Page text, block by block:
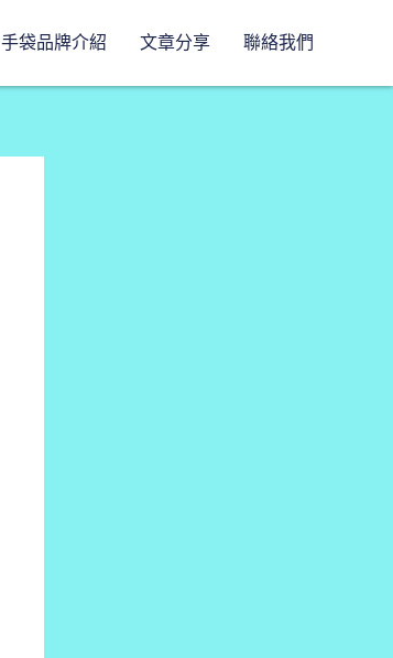
手袋品牌介紹 文章分享 聯絡我們